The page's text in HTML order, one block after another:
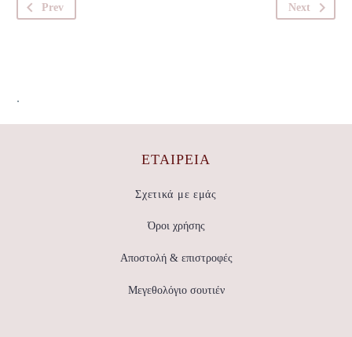
Prev Next
.
ΕΤΑΙΡΕΊΑ
Σχετικά με εμάς
Όροι χρήσης
Αποστολή & επιστροφές
Μεγεθολόγιο σουτιέν